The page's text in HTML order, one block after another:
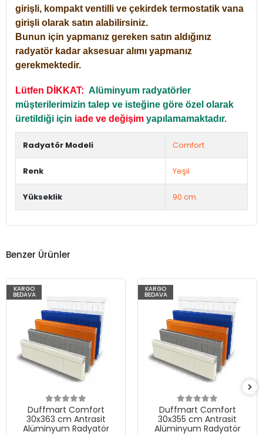
girişli, kompakt ventilli ve çekirdek termostatik vana
girişli olarak satın alabilirsiniz.
Bunun için yapmanız gereken satın aldığınız
radyatör kadar aksesuar alımı yapmanız
gerekmektedir.
Lütfen DİKKAT: Alüminyum radyatörler
müşterilerimizin talep ve isteğine göre özel olarak
üretildiği için iade ve değişim yapılamamaktadır.
Radyatör Modeli Comfort
Renk Yeşil
Yükseklik 90 cm.
Benzer Ürünler
KARGO
BEDAVA
Duffmart Comfort
30x363 cm Antrasit
Alüminyum Radyatör
KARGO
BEDAVA
Duffmart Comfort
30x355 cm Antrasit
Alüminyum Radyatör